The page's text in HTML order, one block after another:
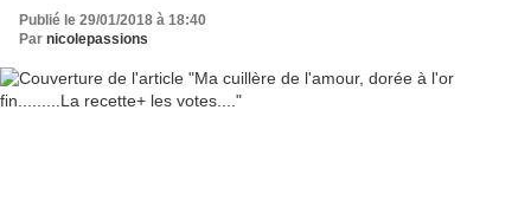
Publié le 29/01/2018 à 18:40
Par nicolepassions